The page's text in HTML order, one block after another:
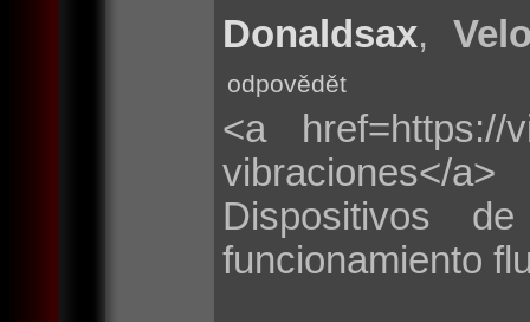
Donaldsax,
odpovědět
<a href=https://
vibraciones</a>
Dispositivos
funcionamiento